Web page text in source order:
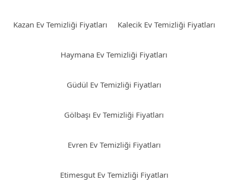
Kazan Ev Temizliği Fiyatları Kalecik Ev Temizliği Fiyatları
Haymana Ev Temizliği Fiyatları
Güdül Ev Temizliği Fiyatları
Gölbaşı Ev Temizliği Fiyatları
Evren Ev Temizliği Fiyatları
Etimesgut Ev Temizliği Fiyatları